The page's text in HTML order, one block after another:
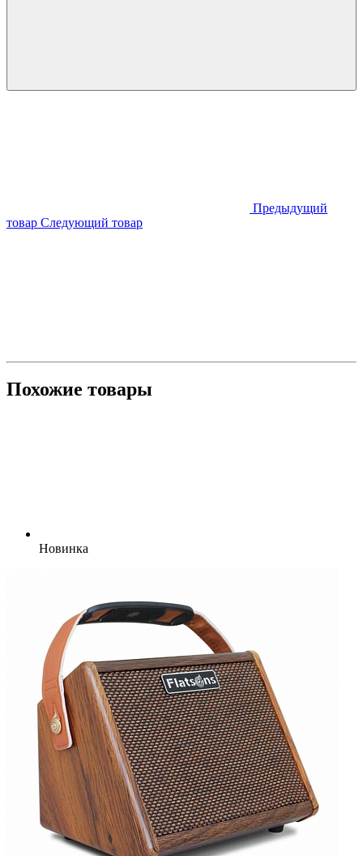
Предыдущий
товар Следующий товар
Похожие товары
Новинка